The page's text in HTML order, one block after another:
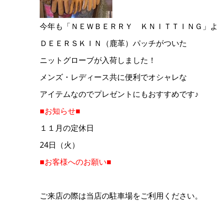
今年も「ＮＥＷＢＥＲＲＹ ＫＮＩＴＴＩＮＧ」
ＤＥＥＲＳＫＩＮ（鹿革）パッチがついた
ニットグローブが入荷しました！
メンズ・レディース共に便利でオシャレな
アイテムなのでプレゼントにもおすすめです♪
■お知らせ■
１１月の定休日
24日（火）
■お客様へのお願い■
ご来店の際は当店の駐車場をご利用ください。